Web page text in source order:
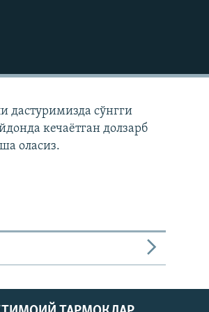
дастуримизда сўнгги
кечаëтган долзарб
оласиз.